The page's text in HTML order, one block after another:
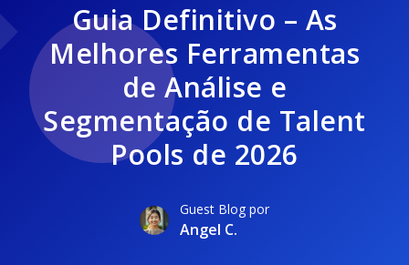
Guia Definitivo – As
Melhores Ferramentas
de Análise e
Segmentação de Talent
Pools de 2026
Guest Blog por
Angel C.